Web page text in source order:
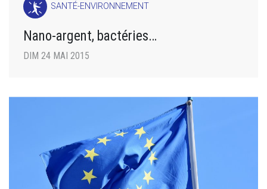
SANTÉ-ENVIRONNEMENT
Nano-argent, bactéries…
DIM 24 MAI 2015